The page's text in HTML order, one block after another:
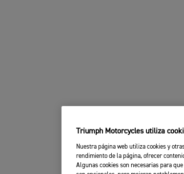
Triumph Motorcycles utiliza
Nuestra página web utiliza cookies y
rendimiento de la página, ofrecer
Algunas cookies son necesarias para